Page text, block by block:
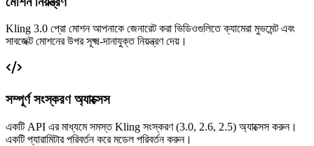
Kling 3.0 প্রো মোশন আপনাকে জেনারেট করা ভিডিওগুলিতে ক্যামেরা মুভমেন্ট এবং
সাবজেক্ট মোশনের উপর সূক্ষ্ম-দানাযুক্ত নিয়ন্ত্রণ দেয়।
সম্পূর্ণ সংস্করণ অ্যাক্সেস
একটি API এর মাধ্যমে সমস্ত Kling সংস্করণ (3.0, 2.6, 2.5) অ্যাক্সেস করুন।
একটি প্যারামিটার পরিবর্তন করে মডেল পরিবর্তন করুন।